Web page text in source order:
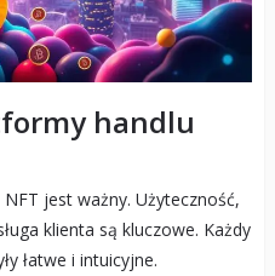
handlu
jest ważny. Użyteczność,
klienta są kluczowe. Każdy
łatwe i intuicyjne.